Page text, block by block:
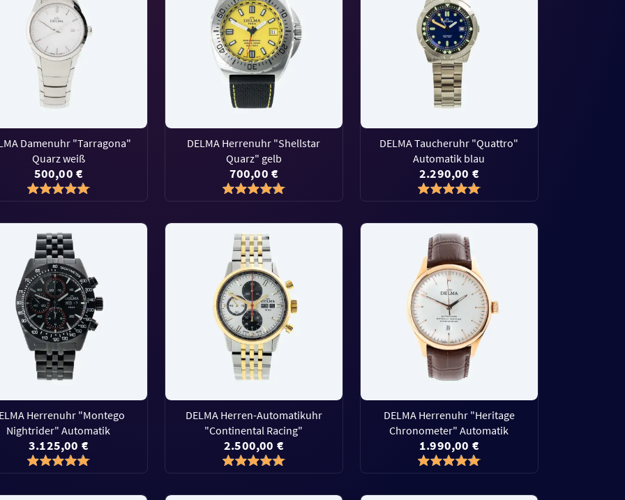
Damenuhr "Tarragona"
Quarz weiß
500,00 €
DELMA Herrenuhr "Shellstar
Quarz" gelb
700,00 €
DELMA Taucheruhr "Quattro"
Automatik blau
2.290,00 €
Herrenuhr "Montego
Nightrider" Automatik
3.125,00 €
DELMA Herren-Automatikuhr
"Continental Racing"
2.500,00 €
DELMA Herrenuhr "Heritage
Chronometer" Automatik
1.990,00 €